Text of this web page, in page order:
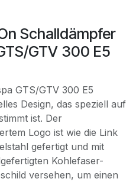
Schalldämpfer
GTV 300 E5
GTS/GTV 300 E5
Design, das speziell auf
ist. Der
Logo ist wie die Link
gefertigt und mit
Kohlefaser-
versehen, um einen